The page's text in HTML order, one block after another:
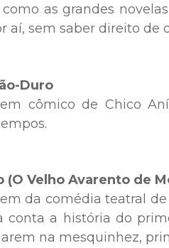
as grandes
aí, sem saber direito de
Duro
cômico de Chico
(O Velho Avarento de
da comédia teatral
conta a história do
na mesquinhez,